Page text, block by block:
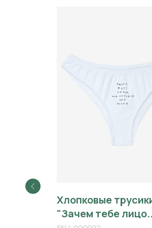
Хлопковые
"Зачем тебе